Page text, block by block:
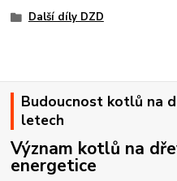
Další díly DZD
Budoucnost kotlů na
letech
Význam kotlů na
energetice